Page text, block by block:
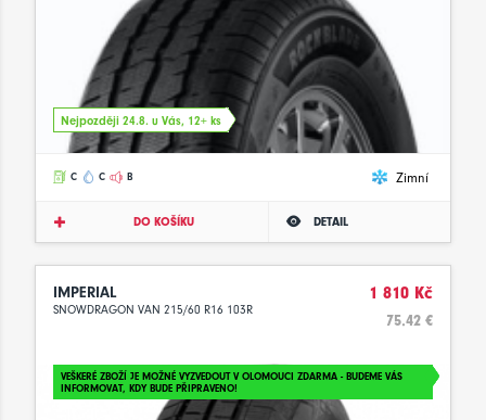
Nejpozději 24.8. u Vás, 12+ ks
C C B Zimní
DO KOŠÍKU DETAIL
IMPERIAL
SNOWDRAGON VAN 215/60 R16 103R
1 810 Kč
75.42 €
VEŠKERÉ ZBOŽÍ JE MOŽNÉ VYZVEDOUT V OLOMOUCI ZDARMA - BUDEME VÁS
INFORMOVAT, KDY BUDE PŘIPRAVENO!